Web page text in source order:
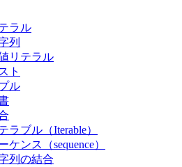
ラル
列
リテラル
ト
ル
ラブル（Iterable）
ケンス（sequence）
列の結合